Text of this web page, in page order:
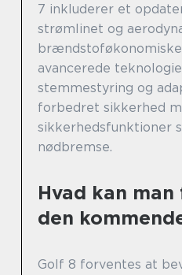
7 inkluderer et
strømlinet og
avancerede
stemmestyring og
forbedret sikkerhed
sikkerhedsfunktioner
nødbremse.
Hvad kan
den
Golf 8 forventes at